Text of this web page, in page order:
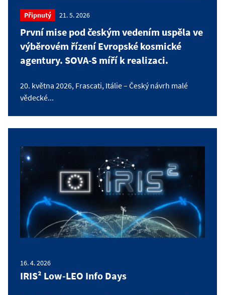
Připnutý 21. 5. 2026
První mise pod českým vedením uspěla ve
výběrovém řízení Evropské kosmické
agentury. SOVA-S míří k realizaci.
20. května 2026, Frascati, Itálie – Český návrh malé
vědecké...
16. 4. 2026
IRIS² Low-LEO Info Days